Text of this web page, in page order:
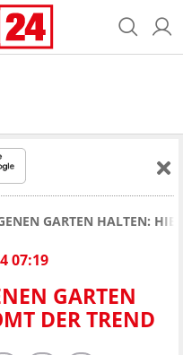
GARTEN HALTEN:
07:19
GARTEN
DER TREND